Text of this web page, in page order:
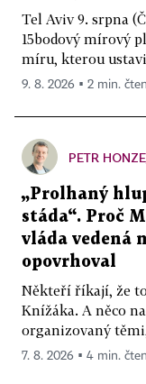
Tel Aviv 9. srpna
15bodový mírový
míru, kterou
9. 8. 2026 ▪ 2 min.
PETR
„Prolhaný
stáda“. Proč
vláda vedená
opovrhoval
Někteří říkají, že
Knížáka. A něco
organizovaný
7. 8. 2026 ▪ 4 min.